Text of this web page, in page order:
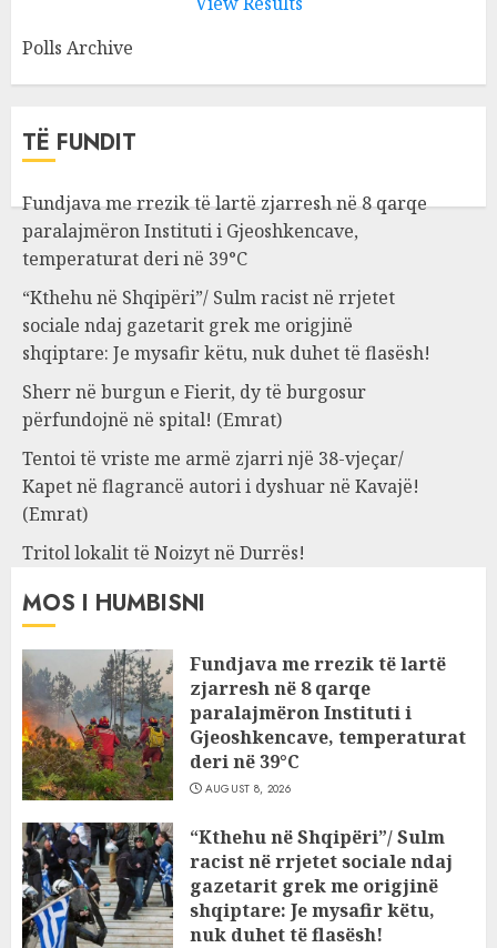
Polls Archive
TË FUNDIT
Fundjava me rrezik të lartë zjarresh në 8 qarqe
paralajmëron Instituti i Gjeoshkencave,
temperaturat deri në 39°C
“Kthehu në Shqipëri”/ Sulm racist në rrjetet
sociale ndaj gazetarit grek me origjinë
shqiptare: Je mysafir këtu, nuk duhet të flasësh!
Sherr në burgun e Fierit, dy të burgosur
përfundojnë në spital! (Emrat)
Tentoi të vriste me armë zjarri një 38-vjeçar/
Kapet në flagrancë autori i dyshuar në Kavajë!
(Emrat)
Tritol lokalit të Noizyt në Durrës!
MOS I HUMBISNI
Fundjava me rrezik të lartë
zjarresh në 8 qarqe
paralajmëron Instituti i
Gjeoshkencave, temperaturat
deri në 39°C
AUGUST 8, 2026
“Kthehu në Shqipëri”/ Sulm
racist në rrjetet sociale ndaj
gazetarit grek me origjinë
shqiptare: Je mysafir këtu,
nuk duhet të flasësh!